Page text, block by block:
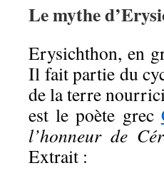
Le mythe
Erysichthon, en
Il fait partie du
de la terre
est le poète grec
l’honneur de
Extrait :